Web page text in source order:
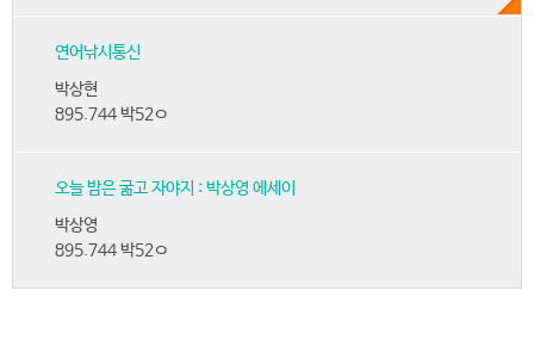
연어낚시통신
박상현
895.744 박52ㅇ
오늘 밤은 굶고 자야지 : 박상영 에세이
박상영
895.744 박52ㅇ